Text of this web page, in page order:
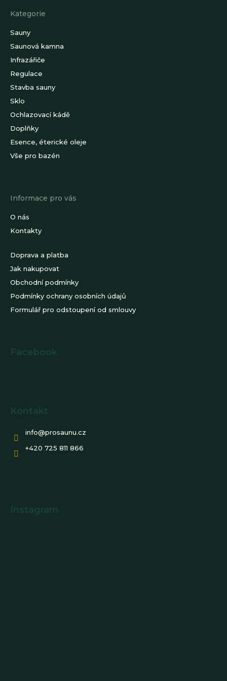
Kategorie
Sauny
Saunová kamna
Infrazářiče
Regulace
Stavba sauny
Sklo
Ochlazovací kádě
Doplňky
Esence, éterické oleje
Vše pro bazén
Informace pro vás
O nás
Kontakty
Doprava a platba
Jak nakupovat
Obchodní podmínky
Podmínky ochrany osobních údajů
Formulář pro odstoupení od smlouvy
Facebook
Kontakt
info@prosaunu.cz
+420 725 811 866
Instagram